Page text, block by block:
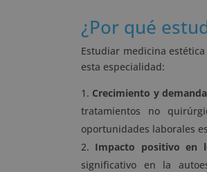
¿Por qué
Estudiar medicina
esta especialidad:
Crecimiento y
tratamientos no
oportunidades laborales
Impacto positivo en
significativo en la